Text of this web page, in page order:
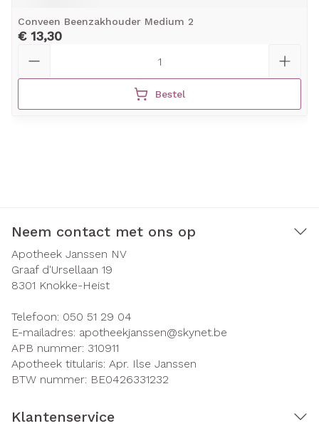
Conveen Beenzakhouder Medium 2
€ 13,30
Bestel
Neem contact met ons op
Apotheek Janssen NV
Graaf d'Ursellaan 19
8301 Knokke-Heist
Telefoon: 050 51 29 04
E-mailadres: apotheekjanssen@skynet.be
APB nummer: 310911
Apotheek titularis: Apr. Ilse Janssen
BTW nummer: BE0426331232
Klantenservice